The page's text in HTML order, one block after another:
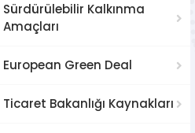
Sürdürülebilir Kalkınma
Amaçları
European Green Deal
Ticaret Bakanlığı Kaynakları